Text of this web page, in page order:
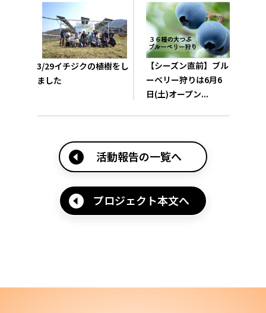
3/29イチジクの植樹をし
ました
【シーズン直前】ブル
ーベリー狩りは6月6
日(土)オープン...
活動報告の一覧へ
プロジェクト本文へ